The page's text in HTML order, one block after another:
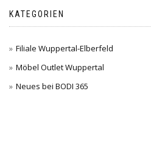
KATEGORIEN
Filiale Wuppertal-Elberfeld
Möbel Outlet Wuppertal
Neues bei BODI 365